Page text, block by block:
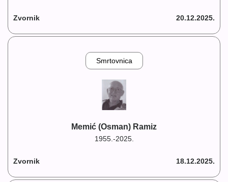
Zvornik 20.12.2025.
Smrtovnica
Memić (Osman) Ramiz
1955.-2025.
Zvornik 18.12.2025.